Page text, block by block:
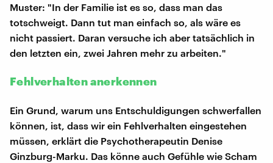
Muster: "In der Familie ist es so, dass man das
totschweigt. Dann tut man einfach so, als wäre es
nicht passiert. Daran versuche ich aber tatsächlich in
den letzten ein, zwei Jahren mehr zu arbeiten."
Fehlverhalten anerkennen
Ein Grund, warum uns Entschuldigungen schwerfallen
können, ist, dass wir ein Fehlverhalten eingestehen
müssen, erklärt die Psychotherapeutin Denise
Ginzburg-Marku. Das könne auch Gefühle wie Scham